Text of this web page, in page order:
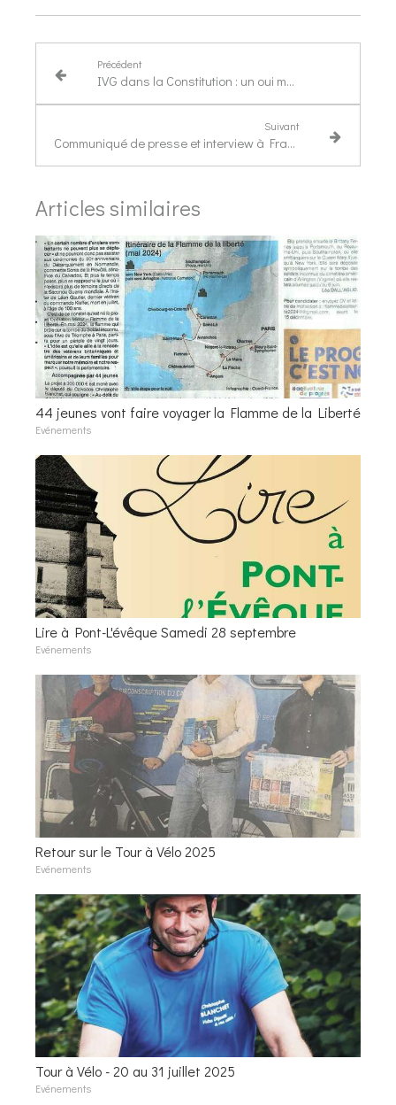
Précédent
IVG dans la Constitution : un oui massif et historique
Suivant
Communiqué de presse et interview à France 3 Normandie
Articles similaires
44 jeunes vont faire voyager la Flamme de la Liberté
Evénements
Lire à Pont-L'évêque Samedi 28 septembre
Evénements
Retour sur le Tour à Vélo 2025
Evénements
Tour à Vélo - 20 au 31 juillet 2025
Evénements